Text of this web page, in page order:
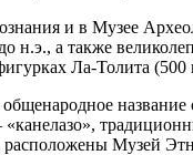
и в Музее
н.э., а также
Ла-Толита
расположены Музей